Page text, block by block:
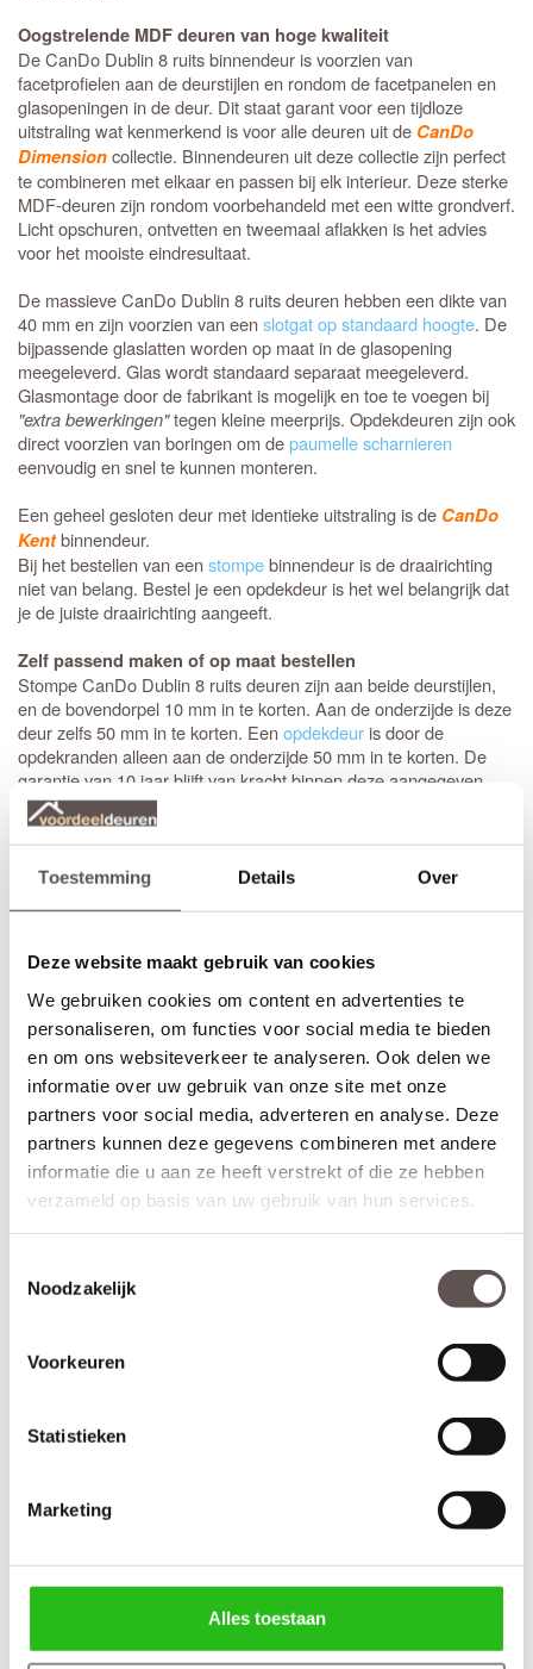
Toestemming Details Over
Deze website maakt gebruik van cookies
We gebruiken cookies om content en advertenties te
personaliseren, om functies voor social media te bieden
en om ons websiteverkeer te analyseren. Ook delen we
informatie over uw gebruik van onze site met onze
partners voor social media, adverteren en analyse. Deze
partners kunnen deze gegevens combineren met andere
informatie die u aan ze heeft verstrekt of die ze hebben
verzameld op basis van uw gebruik van hun services.
Noodzakelijk
Voorkeuren
Statistieken
Marketing
Alles toestaan
Oogstrelende MDF deuren van hoge kwaliteit
De CanDo Dublin 8 ruits binnendeur is voorzien van
facetprofielen aan de deurstijlen en rondom de facetpanelen en
glasopeningen in de deur. Dit staat garant voor een tijdloze
uitstraling wat kenmerkend is voor alle deuren uit de CanDo
Dimensioncollectie. Binnendeuren uit deze collectie zijn perfect
te combineren met elkaar en passen bij elk interieur. Deze sterke
MDF-deuren zijn rondom voorbehandeld met een witte grondverf.
Licht opschuren, ontvetten en tweemaal aflakken is het advies
voor het mooiste eindresultaat.
De massieve CanDo Dublin 8 ruits deuren hebben een dikte van
40 mm en zijn voorzien van eenslotgat op standaard hoogte. De
bijpassende glaslatten worden op maat in de glasopening
meegeleverd. Glas wordt standaard separaat meegeleverd.
Glasmontage door de fabrikant is mogelijk en toe te voegen bij
"extra bewerkingen"tegen kleine meerprijs. Opdekdeuren zijn ook
direct voorzien van boringen om depaumelle scharnieren
eenvoudig en snel te kunnen monteren.
Een geheel gesloten deur met identieke uitstraling is de CanDo
Kentbinnendeur.
Bij het bestellen van eenstompebinnendeur is de draairichting
niet van belang. Bestel je een opdekdeur is het wel belangrijk dat
je de juiste draairichting aangeeft.
Zelf passend maken of op maat bestellen
Stompe CanDo Dublin 8 ruits deuren zijn aan beide deurstijlen,
en de bovendorpel 10 mm in te korten. Aan de onderzijde is deze
deur zelfs 50 mm in te korten. Eenopdekdeur is door de
opdekranden alleen aan de onderzijde 50 mm in te korten. De
garantie van 10 jaar blijft van kracht binnen deze aangegeven
marges.
Maatwerk is mogelijk als de gewenste afmeting meer afwijkt dan
de aangegeven marges of als je kiest voor het gemak van deuren
(Helaas geen maatwerk beschikbaar in combinatie met glas in
lood ramen)
Thuisbezorgd in slechts 5 werkdagen
(Glasmontage of andere bewerkingen verlengt de levertijd met 3
werkdagen)
Bekijk de video over de deuren uit de Dimension collectie:
Kenmerken CanDo Dublin 8 ruits
Maatwerk mogelijk: Nee
Inkortmogelijkheden opdek: Onderzijde 50 mm
Inkortmogelijkheden stomp: Onderzijde 50 mm, zijstijlen en
bovendorpel 10 mm